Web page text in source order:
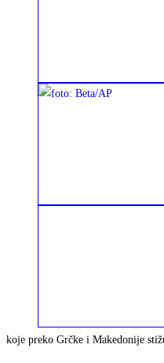
koje preko Grčke i Makedonije